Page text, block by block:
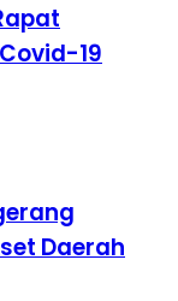
19
Daerah